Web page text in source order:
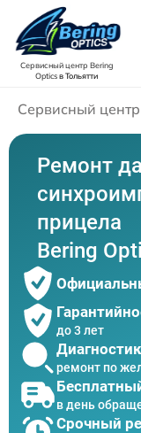
Сервисный центр Bering
Opticsв Тольятти
Сервисный
Ремонт
прицела
Bering
до 3 лет
ремонт по
в день
Срочный